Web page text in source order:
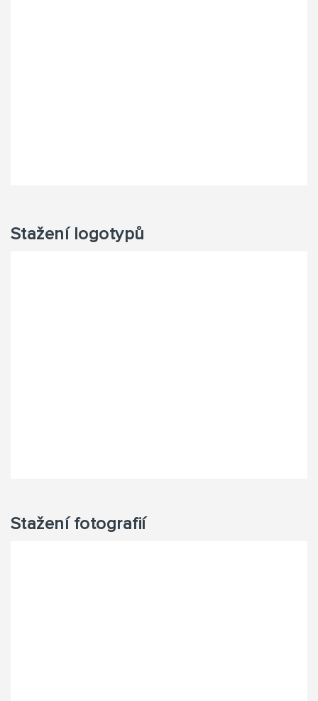
Stažení logotypů
Stažení fotografií